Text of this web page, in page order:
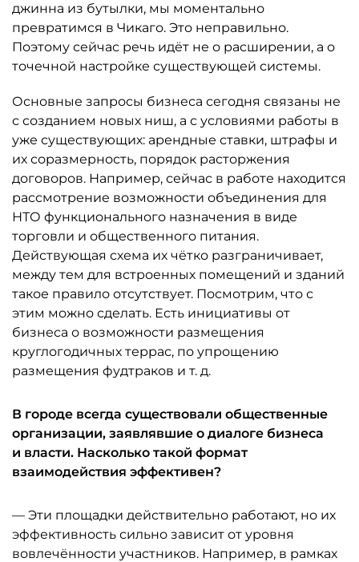
джинна из бутылки, мы моментально
превратимся в Чикаго. Это неправильно.
Поэтому сейчас речь идёт не о расширении, а о
точечной настройке существующей системы.
Основные запросы бизнеса сегодня связаны не
с созданием новых ниш, а с условиями работы в
уже существующих: арендные ставки, штрафы и
их соразмерность, порядок расторжения
договоров. Например, сейчас в работе находится
рассмотрение возможности объединения для
НТО функционального назначения в виде
торговли и общественного питания.
Действующая схема их чётко разграничивает,
между тем для встроенных помещений и зданий
такое правило отсутствует. Посмотрим, что с
этим можно сделать. Есть инициативы от
бизнеса о возможности размещения
круглогодичных террас, по упрощению
размещения фудтраков и т. д.
В городе всегда существовали общественные
организации, заявлявшие о диалоге бизнеса
и власти. Насколько такой формат
взаимодействия эффективен?
— Эти площадки действительно работают, но их
эффективность сильно зависит от уровня
вовлечённости участников. Например, в рамках